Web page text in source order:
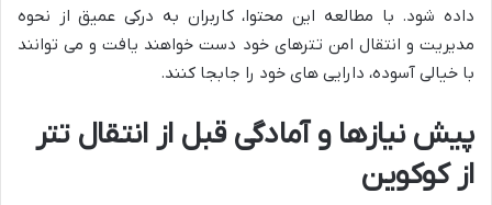
داده شود. با مطالعه این محتوا، کاربران به درکی عمیق از نحوه
مدیریت و انتقال امن تترهای خود دست خواهند یافت و می توانند
با خیالی آسوده، دارایی های خود را جابجا کنند.
پیش نیازها و آمادگی قبل از انتقال تتر
از کوکوین